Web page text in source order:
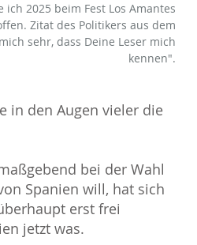
ich 2025 beim Fest Los Amantes
Zitat des Politikers aus dem
sehr, dass Deine Leser mich
kennen".
in den Augen vieler die
bei der Wahl
Spanien will, hat sich
erst frei
jetzt was.